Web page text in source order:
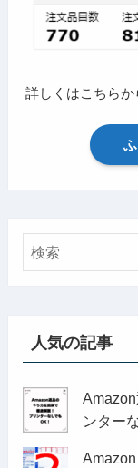
詳しくはこちらか
人気の記事
ンター